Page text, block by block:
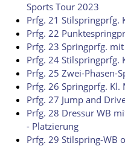
Sports Tour 2023
Prfg. 21 Stilspringprfg.
Prfg. 22
Prfg. 23 Springprfg.
Prfg. 24 Stilspringprfg.
Prfg. 25 Zwei-Phasen-
Prfg. 26 Springprfg.
Prfg. 27 Jump and
Prfg. 28 Dressur WB
- Platzierung
Prfg. 29 Stilspring-WB